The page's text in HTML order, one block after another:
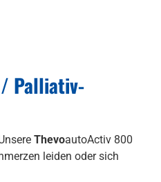
Palliativ-
ThevoautoActiv 800
leiden oder sich